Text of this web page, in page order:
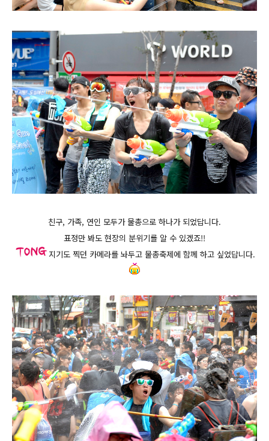
친구, 가족, 연인 모두가 물총으로 하나가 되었답니다.
표정만 봐도 현장의 분위기를 알 수 있겠죠!!
지기도 찍던 카메라를 놔두고 물총축제에 함께 하고 싶었답니다.